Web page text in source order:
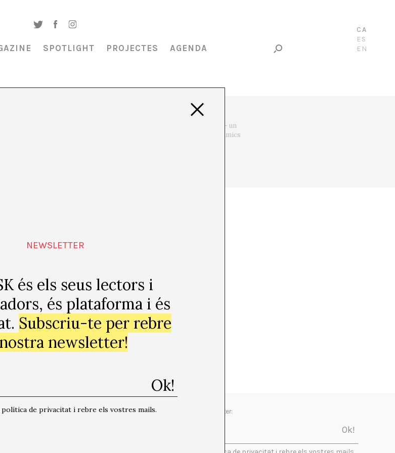
CA
ES
EN
SPOTLIGHT PROJECTES AGENDA
sobre qualsevol tema que pugui desencadenar la seva interpretació – un
utilitza en el comissariat d’exposicions i en les xerrades amb els seus amics
Newsletter:
NEWSLETTER
és els seus lectors i
és plataforma i és
Subscriu-te per rebre
newsletter!
política de privacitat i rebre els vostres mails.